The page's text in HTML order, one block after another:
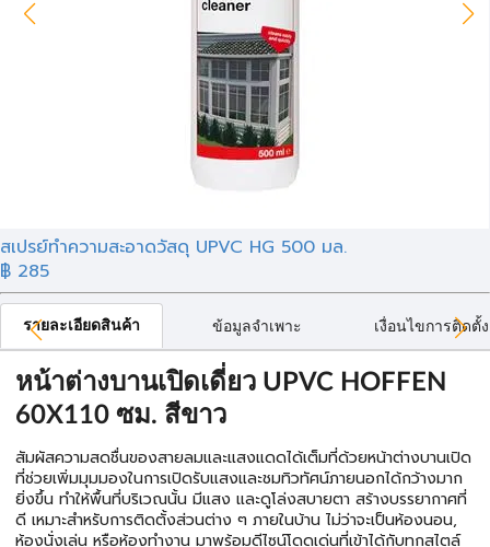
สเปรย์ทำความสะอาดวัสดุ UPVC HG 500 มล.
฿ 285
รายละเอียดสินค้า ข้อมูลจำเพาะ เงื่อนไขการติดตั้ง
หน้าต่างบานเปิดเดี่ยว UPVC HOFFEN
60X110 ซม. สีขาว
สัมผัสความสดชื่นของสายลมและแสงแดดได้เต็มที่ด้วยหน้าต่างบานเปิด
ที่ช่วยเพิ่มมุมมองในการเปิดรับแสงและชมทิวทัศน์ภายนอกได้กว้างมาก
ยิ่งขึ้น ทำให้พื้นที่บริเวณนั้น มีแสง และดูโล่งสบายตา สร้างบรรยากาศที่
ดี เหมาะสำหรับการติดตั้งส่วนต่าง ๆ ภายในบ้าน ไม่ว่าจะเป็นห้องนอน,
ห้องนั่งเล่น หรือห้องทำงาน มาพร้อมดีไซน์โดดเด่นที่เข้าได้กับทุกสไตล์